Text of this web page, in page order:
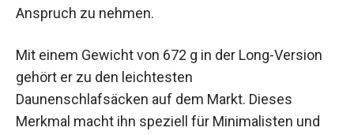
Anspruch zu nehmen.
Mit einem Gewicht von 672 g in der Long-Version
gehört er zu den leichtesten
Daunenschlafsäcken auf dem Markt. Dieses
Merkmal macht ihn speziell für Minimalisten und